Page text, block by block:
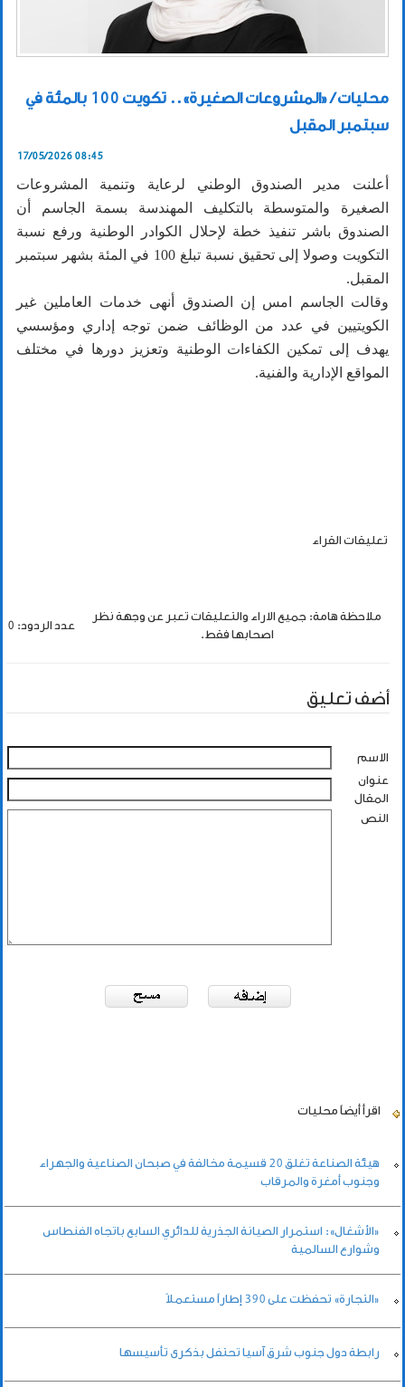
محليات / «المشروعات الصغيرة».. تكويت 100 بالمئة في
سبتمبر المقبل
17/05/2026 08:45
أعلنت مدير الصندوق الوطني لرعاية وتنمية المشروعات
الصغيرة والمتوسطة بالتكليف المهندسة بسمة الجاسم أن
الصندوق باشر تنفيذ خطة لإحلال الكوادر الوطنية ورفع نسبة
التكويت وصولا إلى تحقيق نسبة تبلغ 100 في المئة بشهر سبتمبر
المقبل.
وقالت الجاسم امس إن الصندوق أنهى خدمات العاملين غير
الكويتيين في عدد من الوظائف ضمن توجه إداري ومؤسسي
يهدف إلى تمكين الكفاءات الوطنية وتعزيز دورها في مختلف
المواقع الإدارية والفنية.
تعليقات القراء
ملاحظة هامة: جميع الاراء والتعليقات تعبر عن وجهة نظر
اصحابها فقط.
عدد الردود: 0
أضف تعليق
الاسم
عنوان
المقال
النص
اقرأ أيضاً محليات
هيئة الصناعة تغلق 20 قسيمة مخالفة في صبحان الصناعية والجهراء
وجنوب أمغرة والمرقاب
«الأشغال»: استمرار الصيانة الجذرية للدائري السابع باتجاه الفنطاس
وشوارع السالمية
«التجارة» تحفظت على 390 إطاراً مستعملاً
رابطة دول جنوب شرق آسيا تحتفل بذكرى تأسيسها